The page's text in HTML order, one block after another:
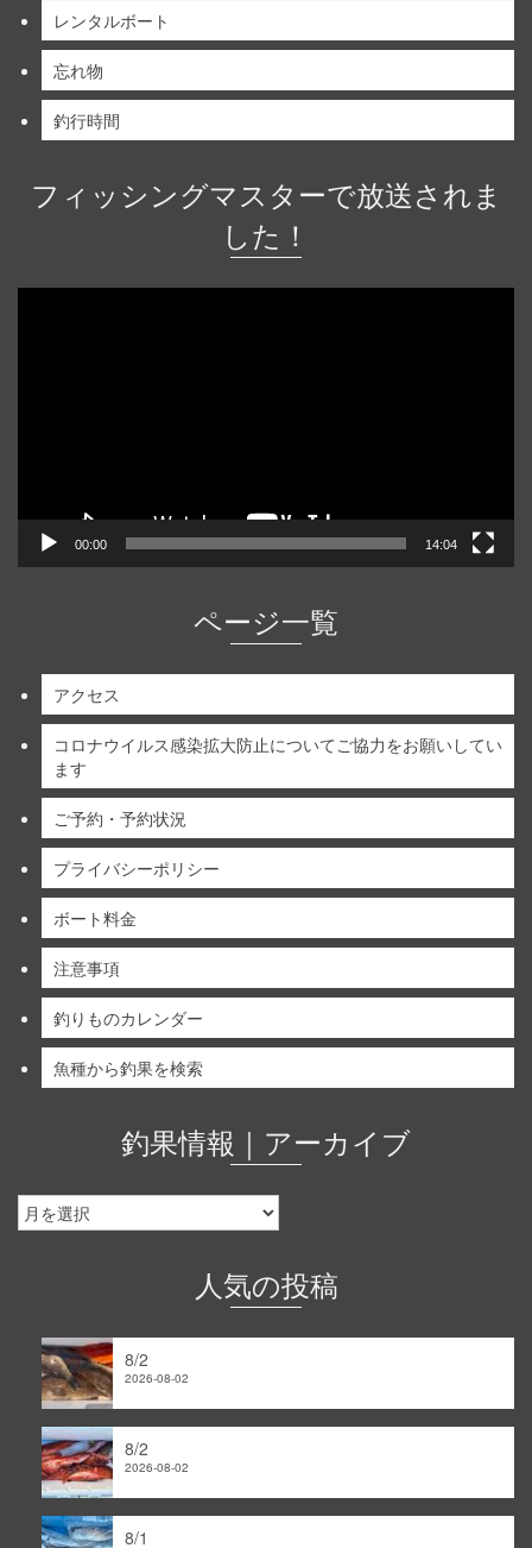
レンタルボート
忘れ物
釣行時間
フィッシングマスターで放送されま
した！
00:00 14:04
ページ一覧
アクセス
コロナウイルス感染拡大防止についてご協力をお願いしてい
ます
ご予約・予約状況
プライバシーポリシー
ボート料金
注意事項
釣りものカレンダー
魚種から釣果を検索
釣果情報｜アーカイブ
釣
果
人気の投稿
8/2
2026-08-02
8/2
2026-08-02
8/1